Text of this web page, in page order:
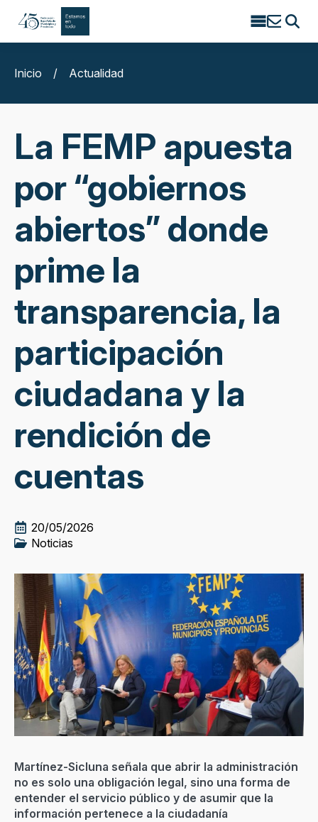
Search
Inicio
/ Actualidad
La FEMP apuesta
por “gobiernos
abiertos” donde
prime la
transparencia, la
participación
ciudadana y la
rendición de
cuentas
20/05/2026
Noticias
Martínez-Sicluna señala que abrir la administración
no es solo una obligación legal, sino una forma de
entender el servicio público y de asumir que la
información pertenece a la ciudadanía